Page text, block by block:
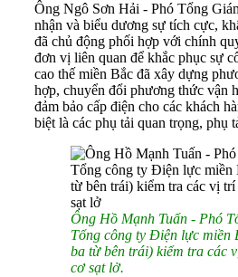
Ông Ngô Sơn Hải - Phó Tổng
nhận và biểu dương sự tích cực,
đã chủ động phối hợp với chính
đơn vị liên quan để khắc phục sự
cao thế miền Bắc đã xây dựng
hợp, chuyển đổi phương thức vận
đảm bảo cấp điện cho các khách
biệt là các phụ tải quan trọng, phụ
Ông Hồ Mạnh Tuấn - Phó
Tổng công ty Điện lực miền
ba từ bên trái) kiểm tra các
cơ sạt lở.